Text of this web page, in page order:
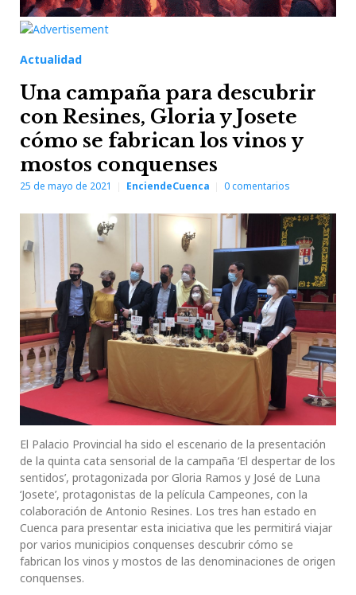
Actualidad
Una campaña para descubrir
con Resines, Gloria y Josete
cómo se fabrican los vinos y
mostos conquenses
25 de mayo de 2021 EnciendeCuenca 0comentarios
El Palacio Provincial ha sido el escenario de la presentación
de la quinta cata sensorial de la campaña ‘El despertar de los
sentidos’, protagonizada por Gloria Ramos y José de Luna
‘Josete’, protagonistas de la película Campeones, con la
colaboración de Antonio Resines. Los tres han estado en
Cuenca para presentar esta iniciativa que les permitirá viajar
por varios municipios conquenses descubrir cómo se
fabrican los vinos y mostos de las denominaciones de origen
conquenses.